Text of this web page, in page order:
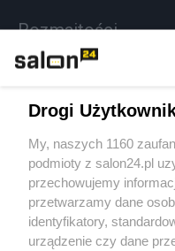
Rozmaitości
Sport
Społeczeństwo
Kultura
Drogi
My, naszych 1160
podmioty z salon24.pl
przechowujemy
przetwarzamy dane
identyfikatory,
urządzenie czy dane